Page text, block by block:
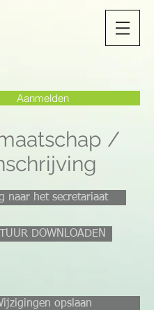
Aanmelden
/
naar het secretariaat
DOWNLOADEN
opslaan